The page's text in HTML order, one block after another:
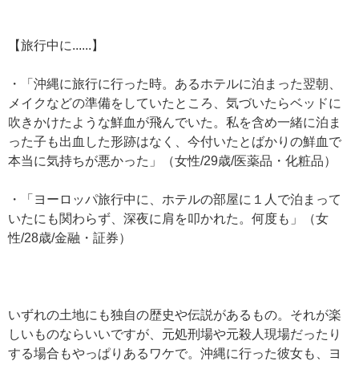
【旅行中に......】
・「沖縄に旅行に行った時。あるホテルに泊まった翌朝、
メイクなどの準備をしていたところ、気づいたらベッドに
吹きかけたような鮮血が飛んでいた。私を含め一緒に泊ま
った子も出血した形跡はなく、今付いたとばかりの鮮血で
本当に気持ちが悪かった」（女性/29歳/医薬品・化粧品）
・「ヨーロッパ旅行中に、ホテルの部屋に１人で泊まって
いたにも関わらず、深夜に肩を叩かれた。何度も」（女
性/28歳/金融・証券）
いずれの土地にも独自の歴史や伝説があるもの。それが楽
しいものならいいですが、元処刑場や元殺人現場だったり
する場合もやっぱりあるワケで。沖縄に行った彼女も、ヨ